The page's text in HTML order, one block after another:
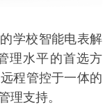
学校智能电表解
理水平的首选方
程管控于一体的
理支持。